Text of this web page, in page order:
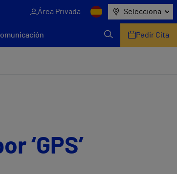
Área Privada Selecciona
Pedir Cita
‘GPS’